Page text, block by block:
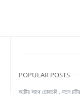
POPULAR POSTS
আন্টির সাথে চোদাচুদি ,নতুন